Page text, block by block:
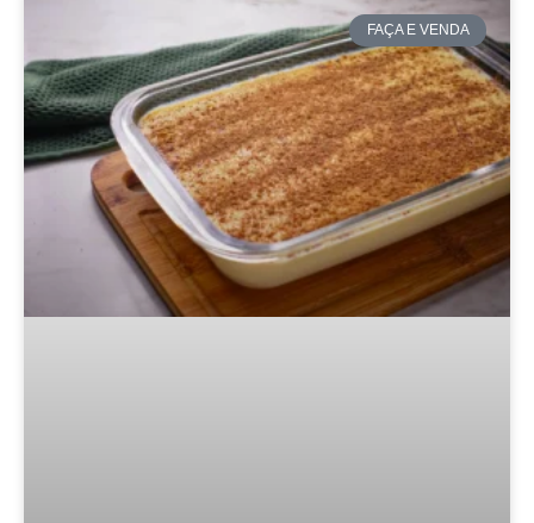
FAÇA E VENDA